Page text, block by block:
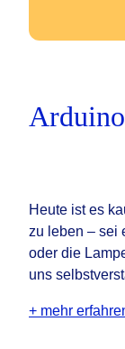
Heute ist es
zu leben – sei
oder die
uns
+ mehr